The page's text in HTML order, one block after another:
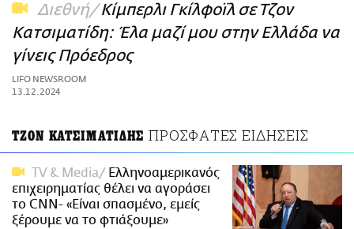
Διεθνή Kίμπερλι Γκίλφοϊλ σε Τζον
Κατσιματίδη: Έλα μαζί μου στην Ελλάδα να
γίνεις Πρόεδρος
LIFO NEWSROOM
13.12.2024
ΤΖΟΝ ΚΑΤΣΙΜΑΤΙΔΗΣ ΠΡΟΣΦΑΤΕΣ ΕΙΔΗΣΕΙΣ
TV & Media
Ελληνοαμερικανός
επιχειρηματίας θέλει να αγοράσει
το CNN- «Eίναι σπασμένο, εμείς
ξέρουμε να το φτιάξουμε»